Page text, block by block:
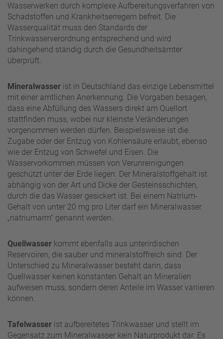
Wasserwerken durch komplexe Aufbereitungsverfahren von
Schadstoffen und Krankheitserregern befreit. Die
Wasserqualität muss den Standards der
Trinkwasserverordnung entsprechend und wird
dahingehend ständig durch die Gesundheitsämter
überprüft.
Mineralwasser ist in Deutschland das einzige Lebensmittel
mit einer amtlichen Anerkennung. Die Vorgaben besagen,
dass eine Abfüllung des Wassers direkt am Quellort
stattfinden muss, wobei nur kleinste Veränderungen
vorgenommen werden dürfen. Beispielsweise ist die
Zugabe oder der Entzug von Kohlensäure erlaubt, ebenso
wie der Entzug von Schwefel und Eisen. Die
Wasservorkommen müssen von Verunreinigungen
geschützt unter der Erde liegen. Der Mineralstoffgehalt ist
abhängig von der Art und Dicke der Gesteinsschichten,
durch die das Wasser gesickert ist. Bei einem Natrium-
Gehalt von unter 20 mg pro Liter darf ein Mineralwasser
„natriumarm“ genannt werden.
Quellwasser kommt ebenfalls aus unterirdischen
Reservoiren, die sauber und mineralstoffreich sind. Der
Unterschied zu Mineralwasser besteht darin, dass
Quellwasser keinen konstanten Gehalt an Mineralien
aufweisen muss, sondern deren Anteile im Wasser variieren
können.
Tafelwasser ist aufbereitetes Trinkwasser und stellt im
Gegensatz zum Mineralwasser kein Naturprodukt dar. Es